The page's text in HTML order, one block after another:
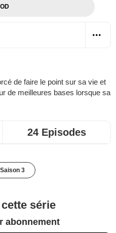
de faire le point sur sa vie et
de meilleures bases lorsque sa
24 Episodes
3
série
abonnement